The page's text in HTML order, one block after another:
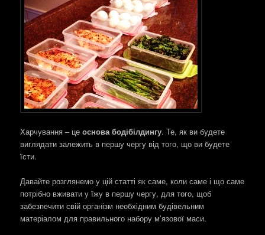
Харчування – цеоснова бодібілдингу. Те, як ви будете
виглядати залежить в першу чергу від того, що ви будете
їсти.
Давайте розглянемо у цій статті як саме, коли саме і що саме
потрібно вживати у їжу в першу чергу, для того, щоб
забезпечити свій організм необхідним будівельним
матеріалом для правильного набору м’язової маси.